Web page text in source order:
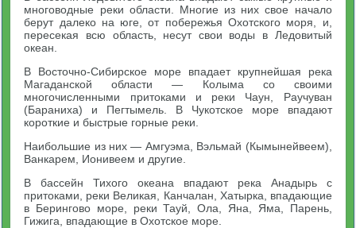
многоводные реки области. Многие из них свое начало
берут далеко на юге, от побережья Охотского моря, и,
пересекая всю область, несут свои воды в Ледовитый
океан.
В Восточно-Сибирское море впадает крупнейшая река
Магаданской области — Колыма со своими
многочисленными притоками и реки Чаун, Раучуван
(Бараниха) и Пегтымель. В Чукотское море впадают
короткие и быстрые горные реки.
Наибольшие из них — Амгуэма, Вэльмай (Кымынейвеем),
Ванкарем, Ионивеем и другие.
В бассейн Тихого океана впадают река Анадырь с
притоками, реки Великая, Канчалан, Хатырка, впадающие
в Берингово море, реки Тауй, Ола, Яна, Яма, Парень,
Гижига, впадающие в Охотское море.